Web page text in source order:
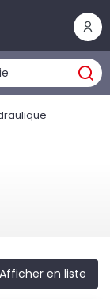
Afficher en liste